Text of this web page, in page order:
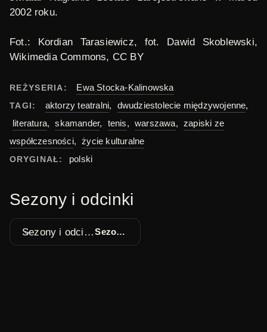
2002 roku.
Fot.: Kordian Tarasiewicz, fot. Dawid Skoblewski,
Wikimedia Commons, CC BY
REŻYSERIA: Ewa Stocka-Kalinowska
TAGI: aktorzy teatralni, dwudziestolecie międzywojenne,
literatura, skamander, tenis, warszawa, zapiski ze
współczesności, życie kulturalne
ORYGINAŁ: polski
Sezony i odcinki
Sezony i odcinki Sezon 1